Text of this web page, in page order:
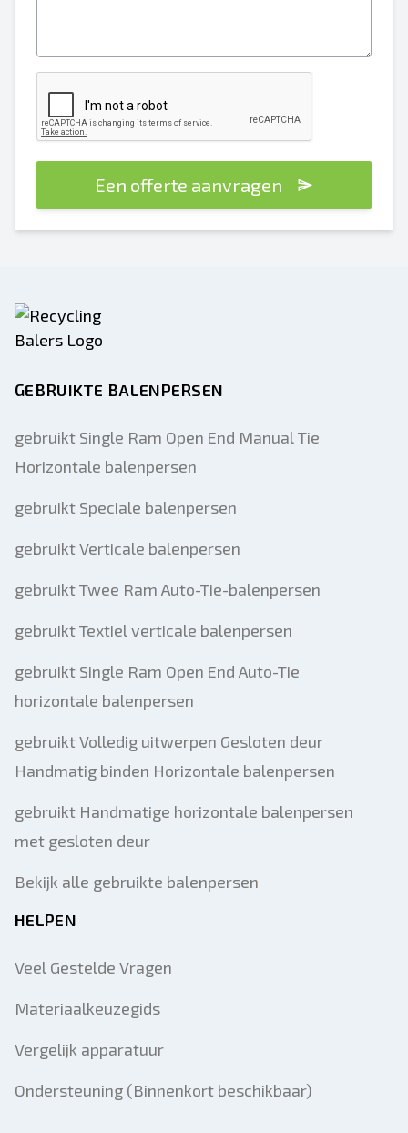
Een offerte aanvragen
GEBRUIKTE BALENPERSEN
gebruikt Single Ram Open End Manual Tie
Horizontale balenpersen
gebruikt Speciale balenpersen
gebruikt Verticale balenpersen
gebruikt Twee Ram Auto-Tie-balenpersen
gebruikt Textiel verticale balenpersen
gebruikt Single Ram Open End Auto-Tie
horizontale balenpersen
gebruikt Volledig uitwerpen Gesloten deur
Handmatig binden Horizontale balenpersen
gebruikt Handmatige horizontale balenpersen
met gesloten deur
Bekijk alle gebruikte balenpersen
HELPEN
Veel Gestelde Vragen
Materiaalkeuzegids
Vergelijk apparatuur
Ondersteuning (Binnenkort beschikbaar)